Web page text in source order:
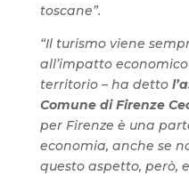
toscane”.
“Il turismo viene
all’impatto
territorio – ha detto
Comune di Firenze
per Firenze è una
economia, anche se
questo aspetto, però,